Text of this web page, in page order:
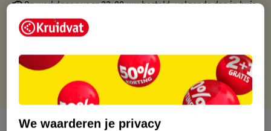
Op werkdagen voor 22:00 uur besteld, volgende dag in huis
Gratis thuisbezorgd vanaf 50.00
Gratis retourneren binnen 30 dagen
We waarderen je privacy